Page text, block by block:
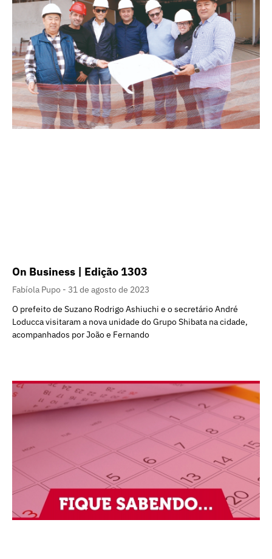
On Business | Edição 1303
Fabíola Pupo
31 de agosto de 2023
O prefeito de Suzano Rodrigo Ashiuchi e o secretário André
Loducca visitaram a nova unidade do Grupo Shibata na cidade,
acompanhados por João e Fernando